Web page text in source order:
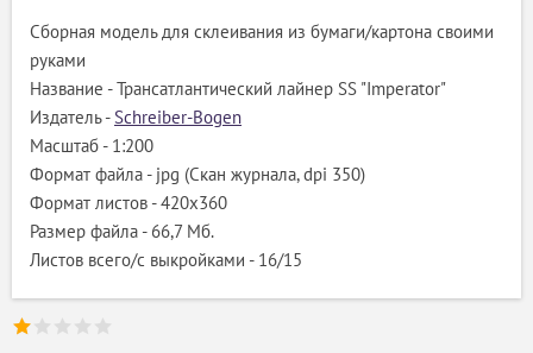
Сборная модель для склеивания из бумаги/картона своими
руками
Название - Трансатлантический лайнер SS "Imperator"
Издатель -Schreiber-Bogen
Масштаб - 1:200
Формат файла - jpg (Скан журнала, dpi 350)
Формат листов - 420x360
Размер файла - 66,7 Мб.
Листов всего/с выкройками - 16/15